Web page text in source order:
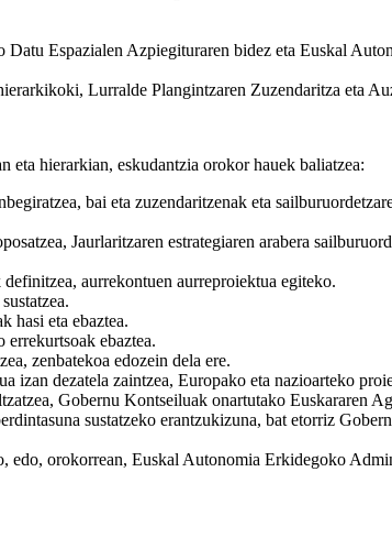
Datu Espazialen Azpiegituraren bidez eta Euskal
Lurralde Plangintzaren Zuzendaritza eta
eta hierarkian, eskudantzia orokor hauek baliatzea:
bai eta zuzendaritzenak eta
Jaurlaritzaren estrategiaren arabera
aurrekontuen aurreproiektua egiteko.
hasi eta ebaztea.
errekurtsoak ebaztea.
zenbatekoa edozein dela ere.
dezatela zaintzea, Europako eta nazioarteko
Gobernu Kontseiluak onartutako Euskararen
sustatzeko erantzukizuna, bat etorriz
edo, orokorrean, Euskal Autonomia Erkidegoko